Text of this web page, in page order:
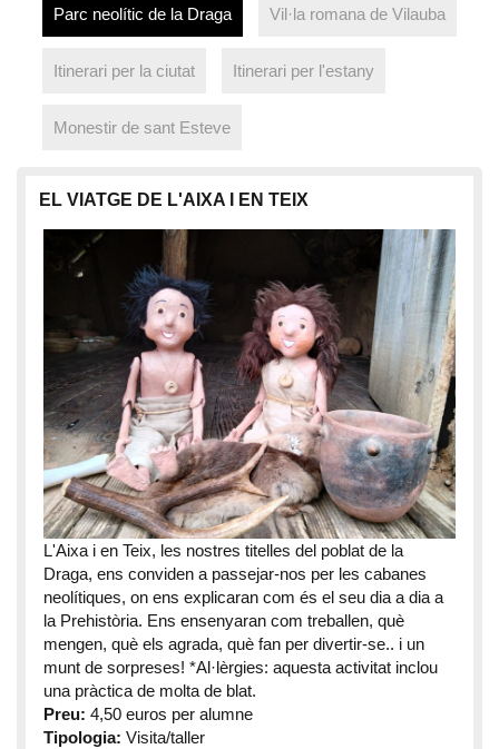
Parc neolític de la Draga Vil·la romana de Vilauba
Itinerari per la ciutat Itinerari per l'estany
Monestir de sant Esteve
EL VIATGE DE L'AIXA I EN TEIX
L'Aixa i en Teix, les nostres titelles del poblat de la
Draga, ens conviden a passejar-nos per les cabanes
neolítiques, on ens explicaran com és el seu dia a dia a
la Prehistòria. Ens ensenyaran com treballen, què
mengen, què els agrada, què fan per divertir-se.. i un
munt de sorpreses! *Al·lèrgies: aquesta activitat inclou
una pràctica de molta de blat.
Preu: 4,50 euros per alumne
Tipologia: Visita/taller